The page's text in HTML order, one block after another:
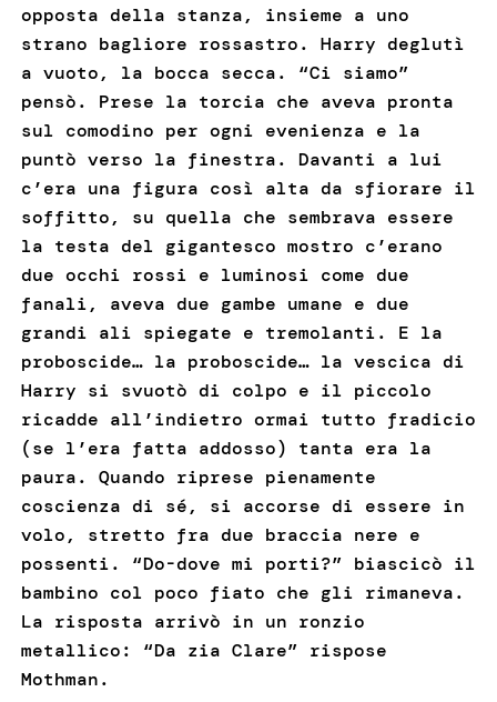
opposta della stanza, insieme a uno
strano bagliore rossastro. Harry deglutì
a vuoto, la bocca secca. “Ci siamo”
pensò. Prese la torcia che aveva pronta
sul comodino per ogni evenienza e la
puntò verso la finestra. Davanti a lui
c’era una figura così alta da sfiorare il
soffitto, su quella che sembrava essere
la testa del gigantesco mostro c’erano
due occhi rossi e luminosi come due
fanali, aveva due gambe umane e due
grandi ali spiegate e tremolanti. E la
proboscide… la proboscide… la vescica di
Harry si svuotò di colpo e il piccolo
ricadde all’indietro ormai tutto fradicio
(se l’era fatta addosso) tanta era la
paura. Quando riprese pienamente
coscienza di sé, si accorse di essere in
volo, stretto fra due braccia nere e
possenti. “Do-dove mi porti?” biascicò il
bambino col poco fiato che gli rimaneva.
La risposta arrivò in un ronzio
metallico: “Da zia Clare” rispose
Mothman.